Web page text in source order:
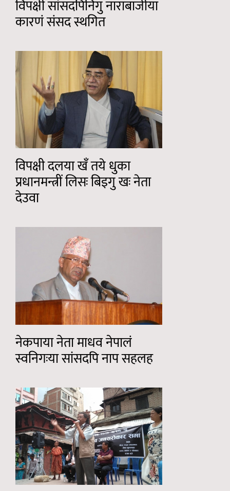
विपक्षी सांसदपिनिगु नाराबाजीया
कारणं संसद स्थगित
विपक्षी दलया खँ तये धुका
प्रधानमन्त्रीं लिसः बिइगु खः नेता
देउवा
नेकपाया नेता माधव नेपालं
स्वनिगःया सांसदपि नाप सहलह